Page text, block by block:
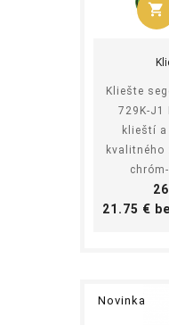
shopping_cart
Kliešte
729K-J1
klieští
kvalitného
21.75 €
Novinka